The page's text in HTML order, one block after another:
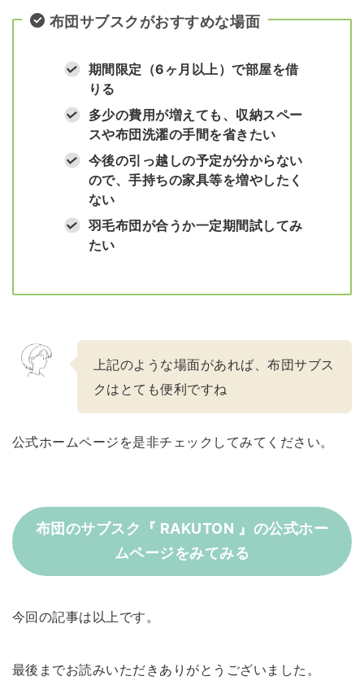
布団サブスクがおすすめな場面
期間限定（6ヶ月以上）で部屋を借
りる
多少の費用が増えても、収納スペー
スや布団洗濯の手間を省きたい
今後の引っ越しの予定が分からない
ので、手持ちの家具等を増やしたく
ない
羽毛布団が合うか一定期間試してみ
たい
上記のような場面があれば、布団サブス
クはとても便利ですね
公式ホームページを是非チェックしてみてください。
布団のサブスク『 RAKUTON 』の公式ホー
ムページをみてみる
今回の記事は以上です。
最後までお読みいただきありがとうございました。